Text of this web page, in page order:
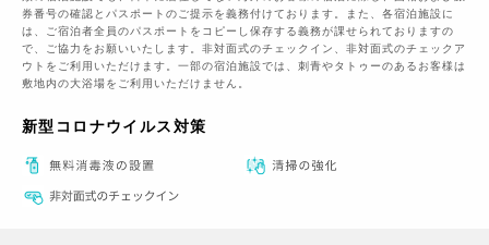
券番号の確認とパスポートのご提示を義務付け​ております。また、各宿泊施設に
は、ご宿泊者全員のパスポートをコピーし保存する義務が課せられておりますの​
で、ご協力をお願いいたします。非対面式のチェックイン、非対面式のチェックア
ウトをご利用いただけます。一部の宿泊施設では、刺青やタトゥーのあるお客様は
敷地内の大浴場をご利用いただけません。
新型コロナウイルス対策